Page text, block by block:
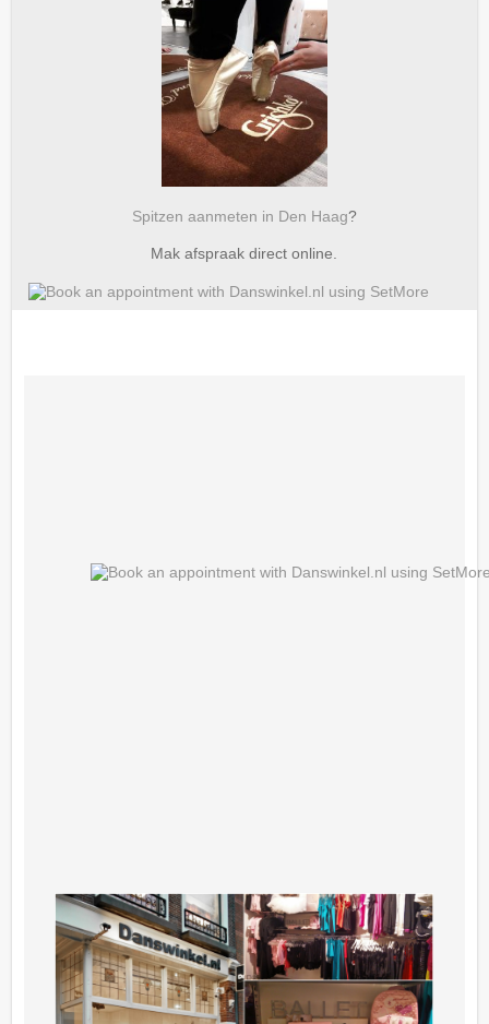
Spitzen aanmeten in Den Haag?
Mak afspraak direct online.